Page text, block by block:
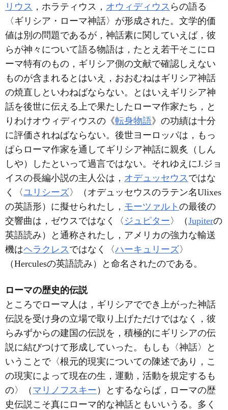
リウス ，ホラティウス， オウィディウス らの語る
〈ギリシア・ローマ神話〉が形成された。文学的価
値は別の問題であるが，神話素に関していえば，彼
らが神々について語る物語は，たとえ若干そこにロ
ーマ特有のもの，ギリシア側の文献で確認しえない
ものが含まれるとはいえ，おおむねはギリシア神話
の焼直しといわねばならない。とはいえギリシア神
話を後世に伝える上で果たしたローマ作家たち，と
りわけオウィディウスの《転身物語》の功績は十分
に評価されねばならない。後世ヨーロッパは，もっ
ぱらローマ作家を通してギリシア神話に親炙（しん
しや）したといって過言ではない。それゆえにJ.ジョ
イスの長編小説の主人公は， オデュッセウスではな
く〈ユリシーズ〉（オデュッセウスのラテン名Ulixes
の英語形）に擬せられたし， モーツァルト の最後の
交響曲は，ゼウスではなく〈 ジュピター 〉（Jupiterの
英語読み）と通称されたし，アメリカの強力な輸送
機はヘラクレスではなく〈ハーキュリーズ〉
（Herculesの英語読み）と命名されたのである。
ローマの歴史的伝説
ところでローマ人は，ギリシアででき上がった神話
伝説を受け身の立場で取り上げただけではなく，彼
らみずからの建国の伝説を，積極的にギリシアの伝
説に結びつけて形成していった。もしも〈神話〉と
いうことで〈根元的現実についての陳述であり，こ
の現実によって現在の生，運動，活動を規定するも
の〉（ マリノフスキー ）とするならば，ローマの歴
史伝説こそ真にローマ的な神話ともいいうる。多く